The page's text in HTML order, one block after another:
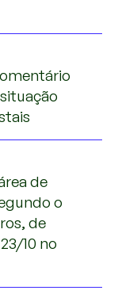
de
o
de
10 no